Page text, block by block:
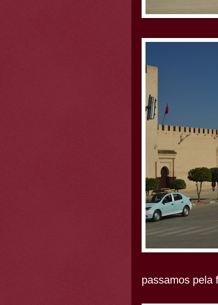
passamos pela